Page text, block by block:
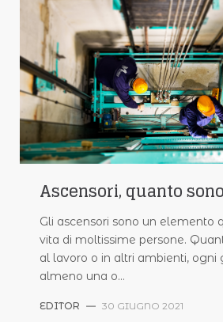
Ascensori, quanto
Gli ascensori sono un elemento
vita di moltissime persone.
al lavoro o in altri ambienti, ogni
almeno una o…
EDITOR — 30 GIUGNO 2021